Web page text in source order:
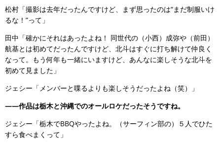
松村「撮影は去年だったんですけど、まず思ったのは“まだ制服いけ
るな！”って」
田中「確かにそれはあったよね！ 同世代の（小西）成弥や（前田）
航基とは初めてだったんですけど、北斗はすぐに打ち解けて仲良く
なって。もう何年も一緒にいますけど、あんなに楽しそうな北斗を
初めて見ました」
ジェシー「メンバーと喋るよりも楽しそうだったよね（笑）」
――作品は栃木と沖縄でのオールロケだったそうですね。
ジェシー「栃木でBBQやったよね。（サーフィン部の）５人でひた
すら食べまくって」